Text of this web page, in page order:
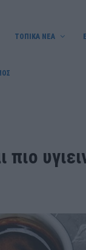
ΤΟΠΙΚΑ ΝΕΑ
πιο